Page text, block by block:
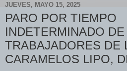
JUEVES, MAYO 15, 2025
PARO POR TIEMPO
INDETERMINADO
TRABAJADORES DE
CARAMELOS LIPO,